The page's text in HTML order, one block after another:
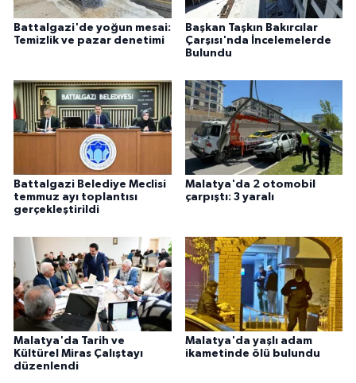
Battalgazi'de yoğun mesai:
Temizlik ve pazar denetimi
Başkan Taşkın Bakırcılar
Çarşısı'nda İncelemelerde
Bulundu
Battalgazi Belediye Meclisi
temmuz ayı toplantısı
gerçekleştirildi
Malatya'da 2 otomobil
çarpıştı: 3 yaralı
Malatya'da Tarih ve
Kültürel Miras Çalıştayı
düzenlendi
Malatya'da yaşlı adam
ikametinde ölü bulundu